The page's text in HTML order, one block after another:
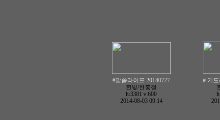
#말씀라이프 20140727
흰빛/한홍철
h:3381 v:600
2014-08-03 09:14
# 기도